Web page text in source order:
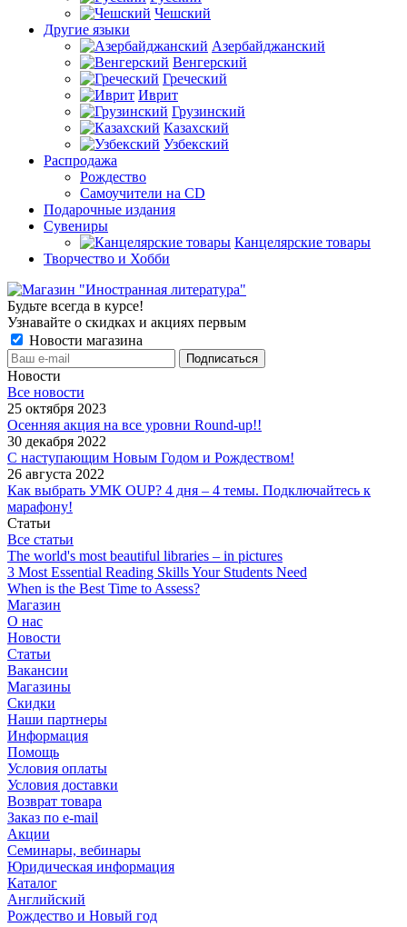
Чешский
Другие языки
Азербайджанский
Венгерский
Греческий
Иврит
Грузинский
Казахский
Узбекский
Распродажа
Рождество
Самоучители на CD
Подарочные издания
Сувениры
Канцелярские товары
Творчество и Хобби
Будьте всегда в курсе!
Узнавайте о скидках и акциях первым
Новости магазина
Новости
Все новости
25 октября 2023
Осенняя акция на все уровни Round-up!!
30 декабря 2022
С наступающим Новым Годом и Рождеством!
26 августа 2022
Как выбрать УМК OUP? 4 дня – 4 темы. Подключайтесь к
марафону!
Статьи
Все статьи
The world's most beautiful libraries – in pictures
3 Most Essential Reading Skills Your Students Need
When is the Best Time to Assess?
Магазин
О нас
Новости
Статьи
Вакансии
Магазины
Скидки
Наши партнеры
Информация
Помощь
Условия оплаты
Условия доставки
Возврат товара
Заказ по e-mail
Акции
Семинары, вебинары
Юридическая информация
Каталог
Английский
Рождество и Новый год